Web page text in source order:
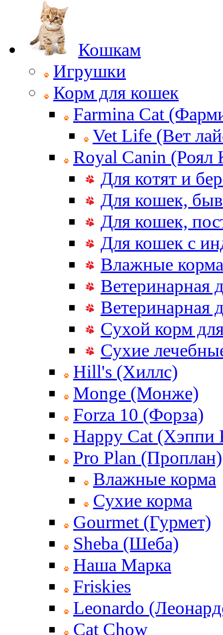
Кошкам
Игрушки
Корм для кошек
Farmina Cat
Vet Life (Вет
Royal Canin (Роял
Для котят и
Для кошек,
Для кошек,
Для кошек с
Влажные
Ветеринарная
Ветеринарная
Сухой корм
Сухие
Hill's (Хиллс)
Monge (Монже)
Forza 10 (Форза)
Happy Cat (Хэппи
Pro Plan (Проплан)
Влажные корма
Сухие корма
Gourmet (Гурмет)
Sheba (Шеба)
Наша Марка
Friskies
Leonardo
Cat Chow